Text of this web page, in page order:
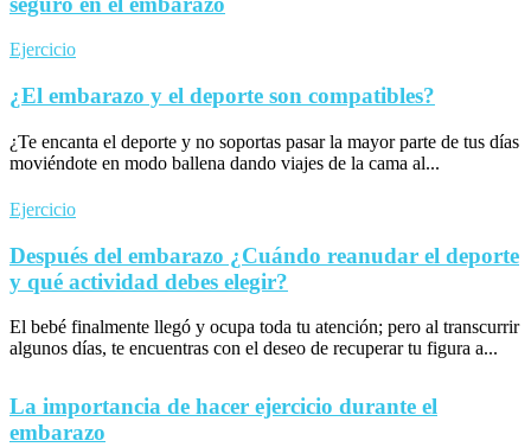
Ejercicio
¿El embarazo y el deporte son compatibles?
¿Te encanta el deporte y no soportas pasar la mayor parte de tus días
moviéndote en modo ballena dando viajes de la cama al...
Ejercicio
Después del embarazo ¿Cuándo reanudar el deporte
y qué actividad debes elegir?
El bebé finalmente llegó y ocupa toda tu atención; pero al transcurrir
algunos días, te encuentras con el deseo de recuperar tu figura a...
La importancia de hacer ejercicio durante el
embarazo